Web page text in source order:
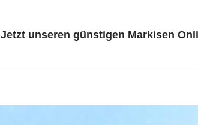
Jetzt unseren günstigen Markisen